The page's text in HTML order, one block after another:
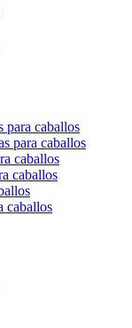
para caballos
para caballos
caballos
caballos
caballos